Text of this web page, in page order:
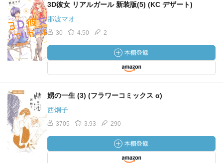
3D彼女 リアルガール 新装版(5) (KC デザート)
那波マオ
30 4.50 2
娚の一生 (3) (フラワーコミックス α)
西炯子
3705 3.93 290